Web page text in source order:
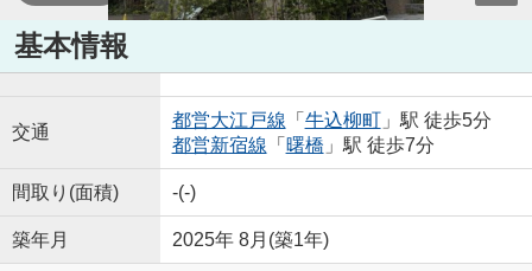
基本情報
交通
都営大江戸線 「 牛込柳町」駅 徒歩5分
都営新宿線 「 曙橋 」駅 徒歩7分
間取り(面積) -(-)
築年月 2025年 8月(築1年)